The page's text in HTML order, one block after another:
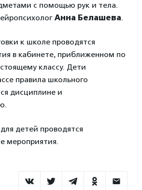
с помощью рук и тела.
Анна Белашева.
к школе проводятся
в кабинете, приближенном по
классу. Дети
правила школьного
дисциплине и
детей проводятся
мероприятия.